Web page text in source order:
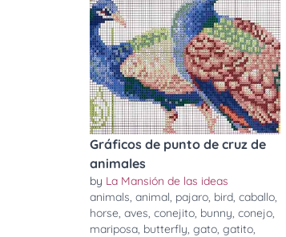
Gráficos de punto de cruz de
animales
by La Mansión de las ideas
animals, animal, pajaro, bird, caballo,
horse, aves, conejito, bunny, conejo,
mariposa, butterfly, gato, gatito,